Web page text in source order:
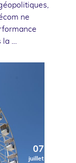
ne
…
07
juillet